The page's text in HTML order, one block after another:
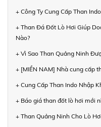
+ Công Ty Cung Cấp Than
+ Than Đá Đốt Lò Hơi Giúp
Nào?
+ Vì Sao Than Quảng Ninh
+ [MIỀN NAM] Nhà cung cấp
+ Cung Cấp Than Indo Nhập
+ Báo giá than đốt lò hơi mới
+ Than Quảng Ninh Cho Lò